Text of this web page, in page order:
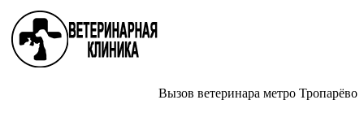
Вызов ветеринара метро Тропарёво